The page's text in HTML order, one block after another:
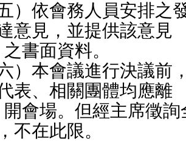
五）依會務人員安排之
意見，並提供該意見
六）本會議進行決議前
表、相關團體均應離
不在此限。